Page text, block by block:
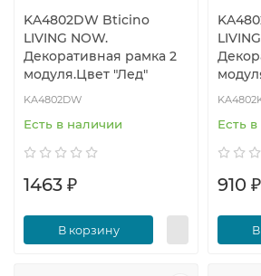
KA4802DW Bticino
LIVING NOW.
Декоративная рамка 2
модуля.Цвет "Лед"
KA4802DW
Есть в наличии
1463 ₽
В корзину
Есть
910 ₽